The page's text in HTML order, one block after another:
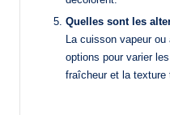
Quelles sont les
La cuisson vapeur ou
options pour varier
fraîcheur et la texture